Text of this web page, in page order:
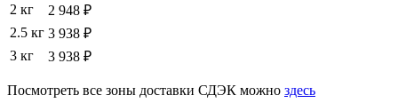
2 кг
2 948 ₽
2.5 кг 3 938 ₽
3 кг
3 938 ₽
Посмотреть все зоны доставки СДЭК можно здесь